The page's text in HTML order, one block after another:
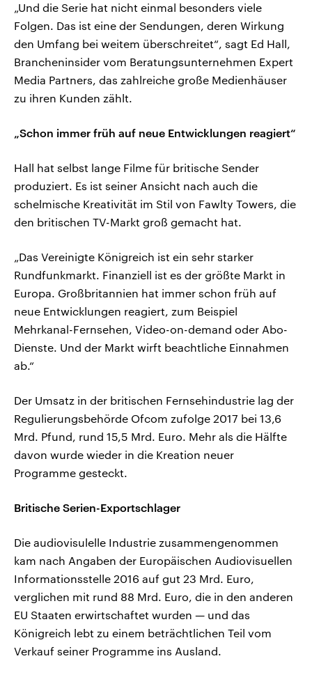
„Und die Serie hat nicht einmal besonders viele
Folgen. Das ist eine der Sendungen, deren Wirkung
den Umfang bei weitem überschreitet“, sagt Ed Hall,
Brancheninsider vom Beratungsunternehmen Expert
Media Partners, das zahlreiche große Medienhäuser
zu ihren Kunden zählt.
„Schon immer früh auf neue Entwicklungen reagiert“
Hall hat selbst lange Filme für britische Sender
produziert. Es ist seiner Ansicht nach auch die
schelmische Kreativität im Stil von Fawlty Towers, die
den britischen TV-Markt groß gemacht hat.
„Das Vereinigte Königreich ist ein sehr starker
Rundfunkmarkt. Finanziell ist es der größte Markt in
Europa. Großbritannien hat immer schon früh auf
neue Entwicklungen reagiert, zum Beispiel
Mehrkanal-Fernsehen, Video-on-demand oder Abo-
Dienste. Und der Markt wirft beachtliche Einnahmen
ab.“
Der Umsatz in der britischen Fernsehindustrie lag der
Regulierungsbehörde Ofcom zufolge 2017 bei 13,6
Mrd. Pfund, rund 15,5 Mrd. Euro. Mehr als die Hälfte
davon wurde wieder in die Kreation neuer
Programme gesteckt.
Britische Serien-Exportschlager
Die audiovisulelle Industrie zusammengenommen
kam nach Angaben der Europäischen Audiovisuellen
Informationsstelle 2016 auf gut 23 Mrd. Euro,
verglichen mit rund 88 Mrd. Euro, die in den anderen
EU Staaten erwirtschaftet wurden — und das
Königreich lebt zu einem beträchtlichen Teil vom
Verkauf seiner Programme ins Ausland.